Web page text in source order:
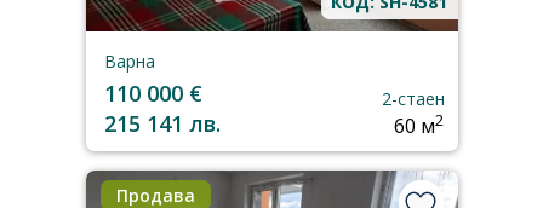
Варна
110 000 €
215 141 лв.
2-стаен
60 м2
Продава